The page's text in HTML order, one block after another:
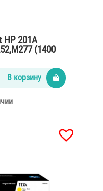
HP 201A
(1400
В корзину